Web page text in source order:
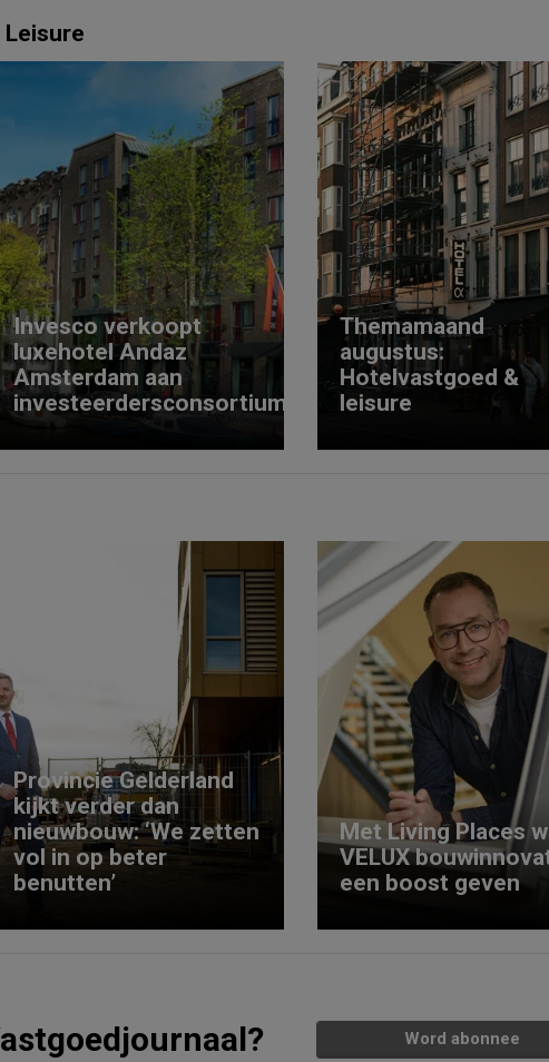
Invesco verkoopt
luxehotel Andaz
Amsterdam aan
investeerdersconsortium
Themamaand
augustus:
Hotelvastgoed &
leisure
Provincie Gelderland
kijkt verder dan
nieuwbouw: ‘We zetten
vol in op beter
benutten’
Met Living Places
VELUX
een boost geven
Word abonnee